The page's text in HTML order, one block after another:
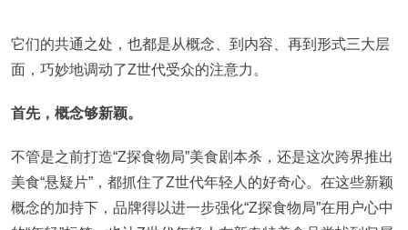
它们的共通之处，也都是从概念、到内容、再到形式三大层
面，巧妙地调动了Z世代受众的注意力。
首先，概念够新颖。
不管是之前打造“Z探食物局”美食剧本杀，还是这次跨界推出
美食“悬疑片”，都抓住了Z世代年轻人的好奇心。在这些新颖
概念的加持下，品牌得以进一步强化“Z探食物局”在用户心中